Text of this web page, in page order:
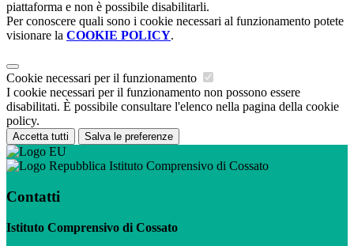
piattaforma e non è possibile disabilitarli.
Per conoscere quali sono i cookie necessari al funzionamento potete
visionare la COOKIE POLICY.
Cookie necessari per il funzionamento
I cookie necessari per il funzionamento non possono essere
disabilitati. È possibile consultare l'elenco nella pagina della cookie
policy.
Accetta tutti Salva le preferenze
Istituto Comprensivo di Cossato
Contatti
Istituto Comprensivo di Cossato